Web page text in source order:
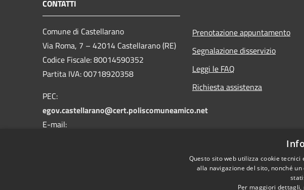
CONTATTI
Comune di Castellarano
Via Roma, 7 – 42014 Castellarano (RE)
Codice Fiscale: 80014590352
Partita IVA: 00718920358
PEC:
egov.castellarano@cert.poliscomuneamico.net
E-mail:
Prenotazione appuntamento
Segnalazione disservizio
Leggi le FAQ
Richiesta assistenza
Questo sito web utilizza cookie
alla navigazione del sito, nonché
Per maggiori dettagli,